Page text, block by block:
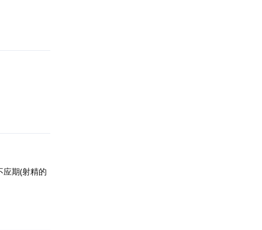
期(射精的